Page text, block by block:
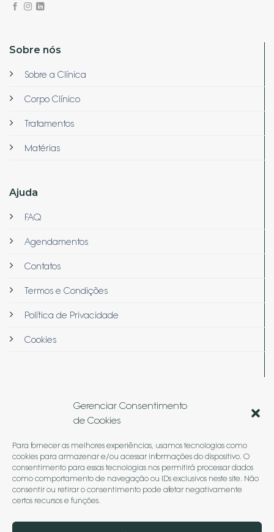
Gerenciar Consentimento
de Cookies
Para fornecer as melhores experiências, usamos tecnologias como
cookies para armazenar e/ou acessar informações do dispositivo. O
consentimento para essas tecnologias nos permitirá processar dados
como comportamento de navegação ou IDs exclusivos neste site. Não
consentir ou retirar o consentimento pode afetar negativamente
certos recursos e funções.
Sobre nós
Sobre a Clínica
Corpo Clínico
Tratamentos
Matérias
Ajuda
FAQ
Agendamentos
Contatos
Termos e Condições
Política de Privacidade
Cookies
Termos Privacidade Cookies